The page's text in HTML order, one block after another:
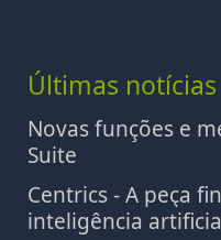
Últimas notícias
Novas funções e
Suite
Centrics - A peça
inteligência